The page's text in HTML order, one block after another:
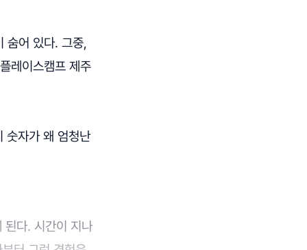
숨어 있다. 그중,
레이스캠프 제주
숫자가 왜 엄청난
된다. 시간이 지나